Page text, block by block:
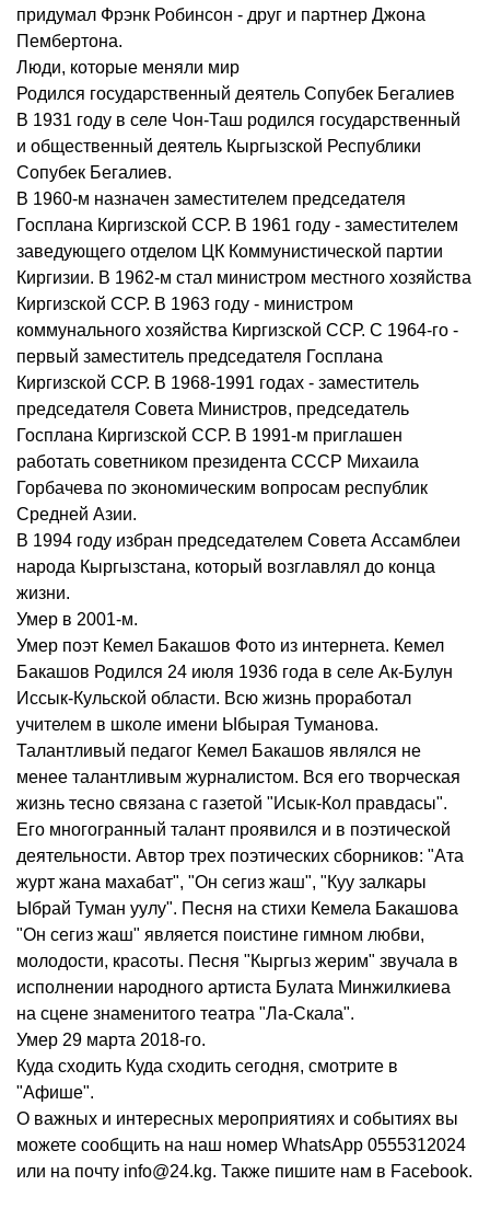
придумал Фрэнк Робинсон - друг и партнер Джона
Пембертона.
Люди, которые меняли мир
Родился государственный деятель Сопубек Бегалиев
В 1931 году в селе Чон-Таш родился государственный
и общественный деятель Кыргызской Республики
Сопубек Бегалиев.
В 1960-м назначен заместителем председателя
Госплана Киргизской ССР. В 1961 году - заместителем
заведующего отделом ЦК Коммунистической партии
Киргизии. В 1962-м стал министром местного хозяйства
Киргизской ССР. В 1963 году - министром
коммунального хозяйства Киргизской ССР. С 1964-го -
первый заместитель председателя Госплана
Киргизской ССР. В 1968-1991 годах - заместитель
председателя Совета Министров, председатель
Госплана Киргизской ССР. В 1991-м приглашен
работать советником президента СССР Михаила
Горбачева по экономическим вопросам республик
Средней Азии.
В 1994 году избран председателем Совета Ассамблеи
народа Кыргызстана, который возглавлял до конца
жизни.
Умер в 2001-м.
Умер поэт Кемел Бакашов Фото из интернета. Кемел
Бакашов Родился 24 июля 1936 года в селе Ак-Булун
Иссык-Кульской области. Всю жизнь проработал
учителем в школе имени Ыбырая Туманова.
Талантливый педагог Кемел Бакашов являлся не
менее талантливым журналистом. Вся его творческая
жизнь тесно связана с газетой "Исык-Кол правдасы".
Его многогранный талант проявился и в поэтической
деятельности. Автор трех поэтических сборников: "Ата
журт жана махабат", "Он сегиз жаш", "Куу залкары
Ыбрай Туман уулу". Песня на стихи Кемела Бакашова
"Он сегиз жаш" является поистине гимном любви,
молодости, красоты. Песня "Кыргыз жерим" звучала в
исполнении народного артиста Булата Минжилкиева
на сцене знаменитого театра "Ла-Скала".
Умер 29 марта 2018-го.
Куда сходить Куда сходить сегодня, смотрите в
"Афише".
О важных и интересных мероприятиях и событиях вы
можете сообщить на наш номер WhatsApp 0555312024
или на почту info@24.kg. Также пишите нам в Facebook.